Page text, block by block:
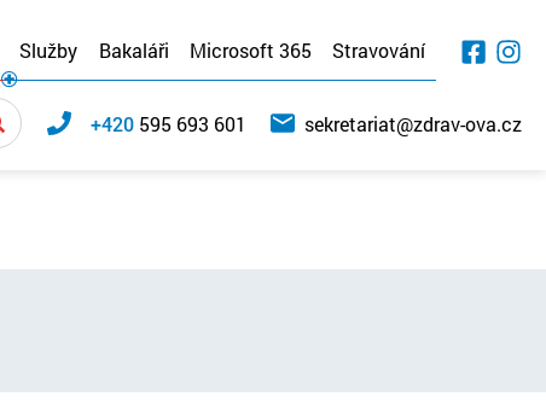
Služby Bakaláři Microsoft 365 Stravování
+420 595 693 601 sekretariat@zdrav-ova.cz